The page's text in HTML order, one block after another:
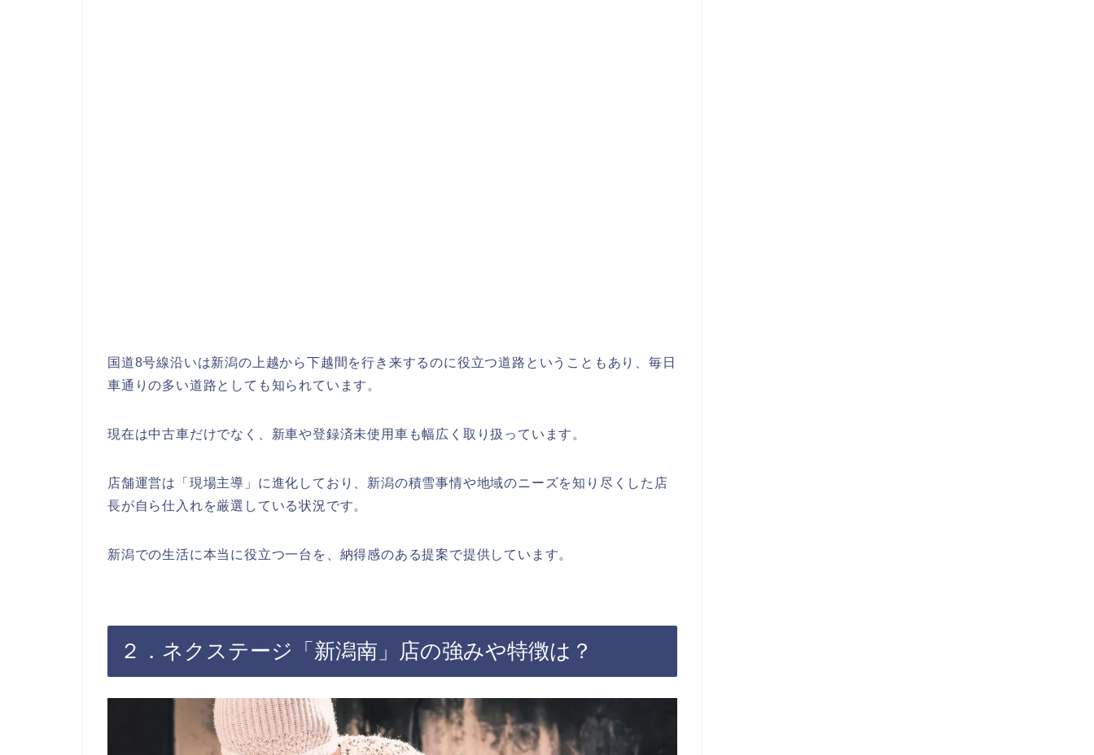
国道8号線沿いは新潟の上越から下越間を行き来するのに役立つ道路ということもあり、毎日
車通りの多い道路としても知られています。
現在は中古車だけでなく、新車や登録済未使用車も幅広く取り扱っています。
店舗運営は「現場主導」に進化しており、新潟の積雪事情や地域のニーズを知り尽くした店
長が自ら仕入れを厳選している状況です。
新潟での生活に本当に役立つ一台を、納得感のある提案で提供しています。
２．ネクステージ「新潟南」店の強みや特徴は？